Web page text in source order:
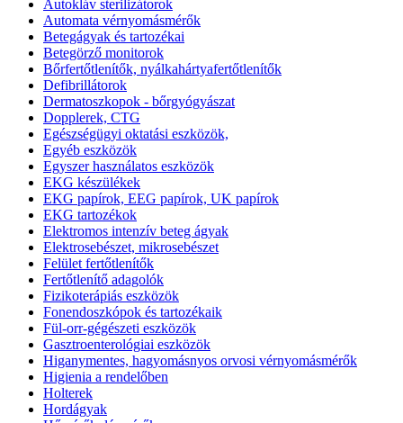
Autokláv sterilizátorok
Automata vérnyomásmérők
Betegágyak és tartozékai
Betegörző monitorok
Bőrfertőtlenítők, nyálkahártyafertőtlenítők
Defibrillátorok
Dermatoszkopok - bőrgyógyászat
Dopplerek, CTG
Egészségügyi oktatási eszközök,
Egyéb eszközök
Egyszer használatos eszközök
EKG készülékek
EKG papírok, EEG papírok, UK papírok
EKG tartozékok
Elektromos intenzív beteg ágyak
Elektrosebészet, mikrosebészet
Felület fertőtlenítők
Fertőtlenítő adagolók
Fizikoterápiás eszközök
Fonendoszkópok és tartozékaik
Fül-orr-gégészeti eszközök
Gasztroenterológiai eszközök
Higanymentes, hagyomásnyos orvosi vérnyomásmérők
Higienia a rendelőben
Holterek
Hordágyak